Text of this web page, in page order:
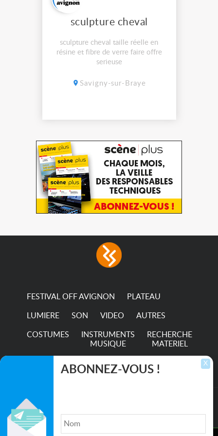
sculpture cheval
sculpture cheval taille réelle en
résine et fibre de verre faire offre
serieuse
Savigny-sur-Braye
FESTIVAL OFF AVIGNON PLATEAU
LUMIERE SON VIDEO AUTRES
COSTUMES
INSTRUMENTS
MUSIQUE
RECHERCHE
MATERIEL
TRANSPORTS X
ABONNEZ-VOUS !